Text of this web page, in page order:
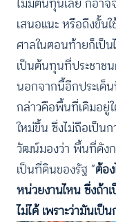
เสนอแนะ หรือถึงขั้น
ศาลในตอนท้ายก็เป็
เป็นต้นทุนที่ประชาช
นอกจากนี้อีกประเด็
กล่าวคือพื้นที่เดิมอยู่
ใหม่ขึ้น ซึ่งไม่ถือเป็น
วัฒน์มองว่า พื้นที่ดังก
เป็นที่ดินของรัฐ “ต้อ
หน่วยงานไหน ซึ่งถ้า
ไม่ได้ เพราะว่ามันเป็